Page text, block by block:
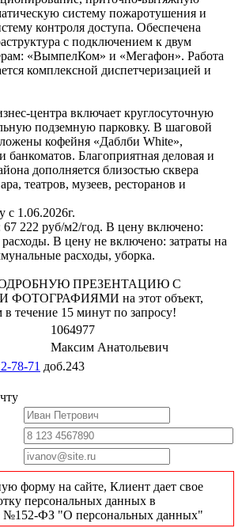
систему пожаротушения и
контроля доступа. Обеспечена
с подключением к двум
«ВымпелКом» и «Мегафон». Работа
комплексной диспетчеризацией и
центра включает круглосуточную
подземную парковку. В шаговой
кофейня «Даблби White»,
банкоматов. Благоприятная деловая и
дополняется близостью сквера
театров, музеев, ресторанов и
с 1.06.2026г.
222 руб/м2/год. В цену включено:
В цену не включено: затраты на
расходы, уборка.
ПОДРОБНУЮ ПРЕЗЕНТАЦИЮ С
на этот объект,
течение 15 минут по запросу!
1064977
Максим Анатольевич
78-71 доб.243
форму на сайте, Клиент дает свое
персональных данных в
№152-ФЗ "О персональных данных"